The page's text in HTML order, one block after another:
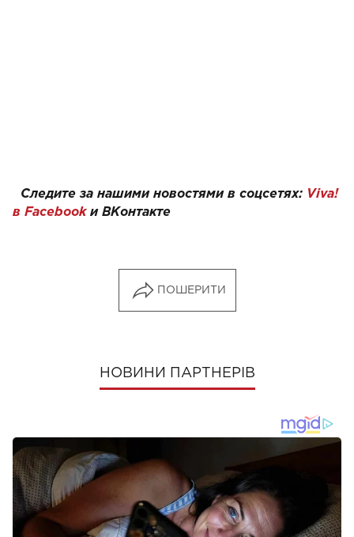
Следите за нашими новостями в соцсетях: Viva!
в Facebookи ВКонтакте
ПОШЕРИТИ
НОВИНИ ПАРТНЕРІВ